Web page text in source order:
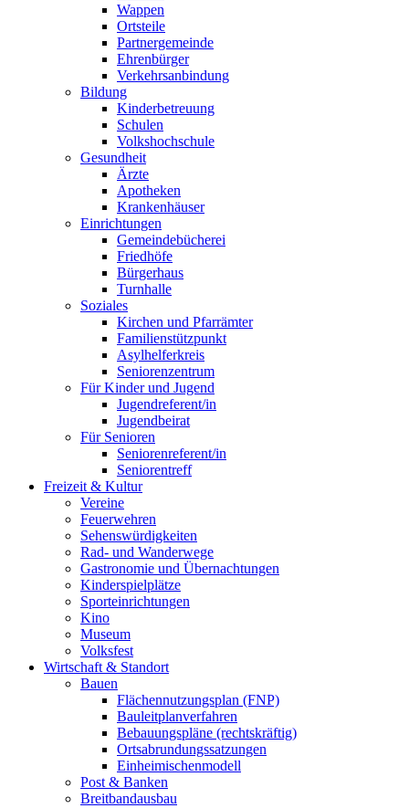
Wappen
Ortsteile
Partnergemeinde
Ehrenbürger
Verkehrsanbindung
Bildung
Kinderbetreuung
Schulen
Volkshochschule
Gesundheit
Ärzte
Apotheken
Krankenhäuser
Einrichtungen
Gemeindebücherei
Friedhöfe
Bürgerhaus
Turnhalle
Soziales
Kirchen und Pfarrämter
Familienstützpunkt
Asylhelferkreis
Seniorenzentrum
Für Kinder und Jugend
Jugendreferent/in
Jugendbeirat
Für Senioren
Seniorenreferent/in
Seniorentreff
Freizeit & Kultur
Vereine
Feuerwehren
Sehenswürdigkeiten
Rad- und Wanderwege
Gastronomie und Übernachtungen
Kinderspielplätze
Sporteinrichtungen
Kino
Museum
Volksfest
Wirtschaft & Standort
Bauen
Flächennutzungsplan (FNP)
Bauleitplanverfahren
Bebauungspläne (rechtskräftig)
Ortsabrundungssatzungen
Einheimischenmodell
Post & Banken
Breitbandausbau